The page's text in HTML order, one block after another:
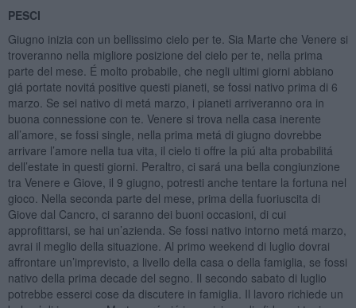
PESCI
Giugno inizia con un bellissimo cielo per te. Sia Marte che Venere si
troveranno nella migliore posizione del cielo per te, nella prima
parte del mese. É molto probabile, che negli ultimi giorni abbiano
giá portate novitá positive questi pianeti, se fossi nativo prima di 6
marzo. Se sei nativo di metá marzo, i pianeti arriveranno ora in
buona connessione con te. Venere si trova nella casa inerente
all’amore, se fossi single, nella prima metá di giugno dovrebbe
arrivare l’amore nella tua vita, il cielo ti offre la piú alta probabilitá
dell’estate in questi giorni. Peraltro, ci sará una bella congiunzione
tra Venere e Giove, il 9 giugno, potresti anche tentare la fortuna nel
gioco. Nella seconda parte del mese, prima della fuoriuscita di
Giove dal Cancro, ci saranno dei buoni occasioni, di cui
approfittarsi, se hai un’azienda. Se fossi nativo intorno metá marzo,
avrai il meglio della situazione. Al primo weekend di luglio dovrai
affrontare un’imprevisto, a livello della casa o della famiglia, se fossi
nativo della prima decade del segno. Il secondo sabato di luglio
potrebbe esserci cose da discutere in famiglia. Il lavoro richiede un